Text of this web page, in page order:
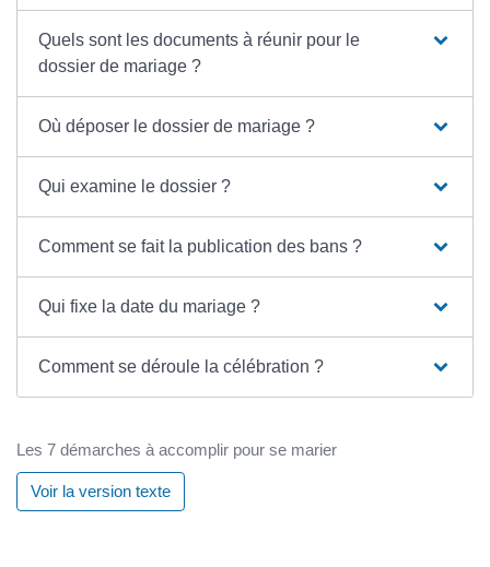
Quels sont les documents à réunir pour le
dossier de mariage ?
Où déposer le dossier de mariage ?
Qui examine le dossier ?
Comment se fait la publication des bans ?
Qui fixe la date du mariage ?
Comment se déroule la célébration ?
Les 7 démarches à accomplir pour se marier
Voir la version texte